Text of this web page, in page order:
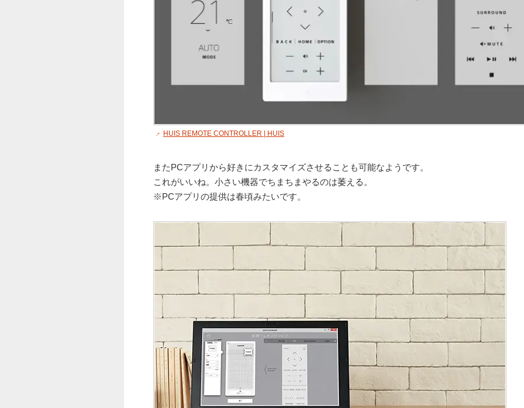
HUIS REMOTE CONTROLLER | HUIS
またPCアプリから好きにカスタマイズさせることも可能なようです。
これがいいね。小さい機器でちまちまやるのは萎える。
※PCアプリの提供は春頃みたいです。